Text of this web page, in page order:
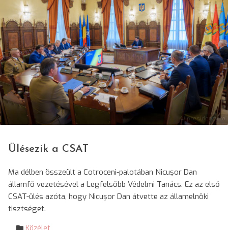
© presidency.ro
Ülésezik a CSAT
Ma délben összeült a Cotroceni-palotában Nicușor Dan
államfő vezetésével a Legfelsőbb Védelmi Tanács. Ez az első
CSAT-ülés azóta, hogy Nicușor Dan átvette az államelnöki
tisztséget.